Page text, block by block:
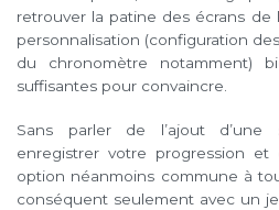
retrouver la patine des écrans de
personnalisation (configuration
du chronomètre notamment)
suffisantes pour convaincre.
Sans parler de l’ajout d’une
enregistrer votre progression et
option néanmoins commune à
conséquent seulement avec un